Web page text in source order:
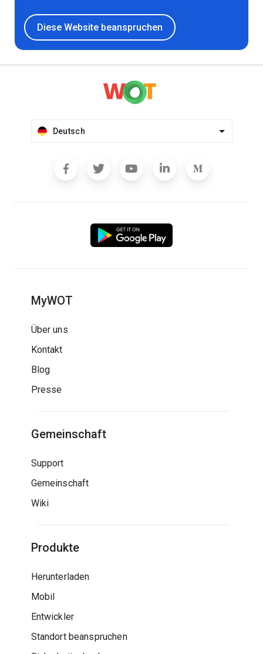
Diese Website beanspruchen
Deutsch
MyWOT
Über uns
Kontakt
Blog
Presse
Gemeinschaft
Support
Gemeinschaft
Wiki
Produkte
Herunterladen
Mobil
Entwickler
Standort beanspruchen